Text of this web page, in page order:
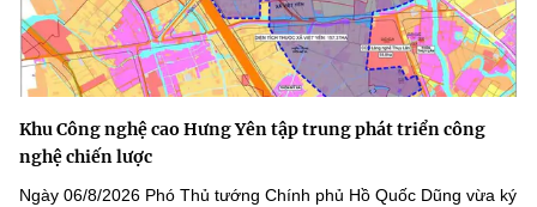
Khu Công nghệ cao Hưng Yên tập trung phát triển công
nghệ chiến lược
Ngày 06/8/2026 Phó Thủ tướng Chính phủ Hồ Quốc Dũng vừa ký